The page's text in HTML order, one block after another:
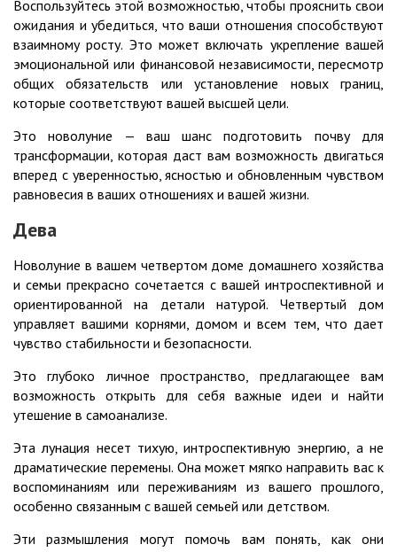
Воспользуйтесь этой возможностью, чтобы прояснить свои
ожидания и убедиться, что ваши отношения способствуют
взаимному росту. Это может включать укрепление вашей
эмоциональной или финансовой независимости, пересмотр
общих обязательств или установление новых границ,
которые соответствуют вашей высшей цели.
Это новолуние — ваш шанс подготовить почву для
трансформации, которая даст вам возможность двигаться
вперед с уверенностью, ясностью и обновленным чувством
равновесия в ваших отношениях и вашей жизни.
Дева
Новолуние в вашем четвертом доме домашнего хозяйства
и семьи прекрасно сочетается с вашей интроспективной и
ориентированной на детали натурой. Четвертый дом
управляет вашими корнями, домом и всем тем, что дает
чувство стабильности и безопасности.
Это глубоко личное пространство, предлагающее вам
возможность открыть для себя важные идеи и найти
утешение в самоанализе.
Эта лунация несет тихую, интроспективную энергию, а не
драматические перемены. Она может мягко направить вас к
воспоминаниям или переживаниям из вашего прошлого,
особенно связанным с вашей семьей или детством.
Эти размышления могут помочь вам понять, как они